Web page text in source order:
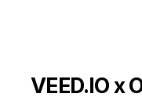
VEED.IO x